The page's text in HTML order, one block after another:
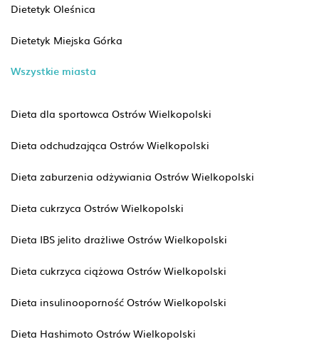
Dietetyk Oleśnica
Dietetyk Miejska Górka
Wszystkie miasta
Dieta dla sportowca Ostrów Wielkopolski
Dieta odchudzająca Ostrów Wielkopolski
Dieta zaburzenia odżywiania Ostrów Wielkopolski
Dieta cukrzyca Ostrów Wielkopolski
Dieta IBS jelito drażliwe Ostrów Wielkopolski
Dieta cukrzyca ciążowa Ostrów Wielkopolski
Dieta insulinooporność Ostrów Wielkopolski
Dieta Hashimoto Ostrów Wielkopolski